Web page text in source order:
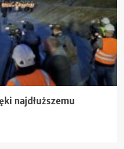
najdłuższemu